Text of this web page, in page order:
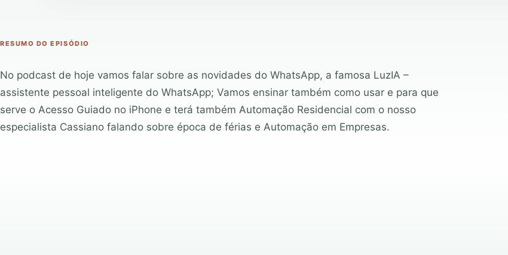
RESUMO DO EPISÓDIO
No podcast de hoje vamos falar sobre as novidades do WhatsApp, a famosa LuzIA –
assistente pessoal inteligente do WhatsApp; Vamos ensinar também como usar e para que
serve o Acesso Guiado no iPhone e terá também Automação Residencial com o nosso
especialista Cassiano falando sobre época de férias e Automação em Empresas.